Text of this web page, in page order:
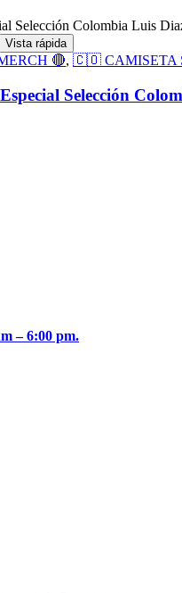
Vista rápida
🔴, 🇨🇴 CAMISETA
Selección
– 6:00 pm.